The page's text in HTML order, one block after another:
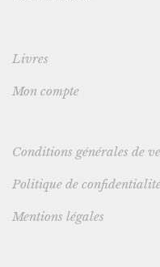
Livres
Mon compte
Conditions générales de
Politique de
Mentions légales